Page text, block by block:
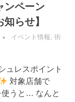
ンペーン
知らせ】
管理者
イベント情報, 街
ュレスポイント
対象店舗で
使うと… なんと